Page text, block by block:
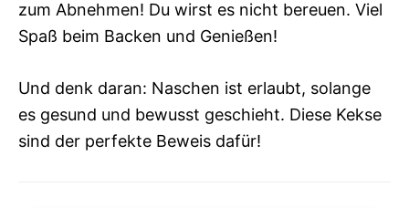
zum Abnehmen! Du wirst es nicht bereuen. Viel
Spaß beim Backen und Genießen!
Und denk daran: Naschen ist erlaubt, solange
es gesund und bewusst geschieht. Diese Kekse
sind der perfekte Beweis dafür!